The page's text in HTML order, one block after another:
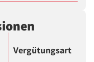
Vergütungsart